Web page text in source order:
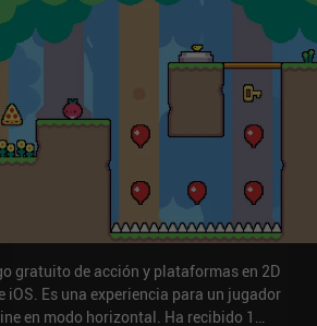
gratuito de acción y plataformas en 2D
iOS. Es una experiencia para un jugador
en modo horizontal. Ha recibido 1